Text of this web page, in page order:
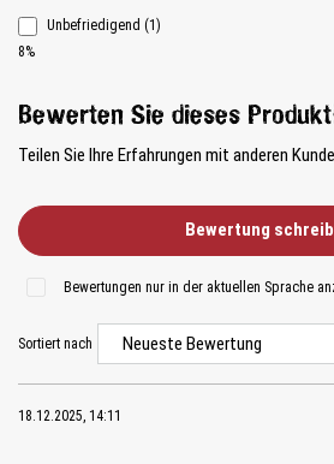
Unbefriedigend (1)
8%
Bewerten Sie dieses
Teilen Sie Ihre Erfahrungen mit anderen
Bewertung
Bewertungen nur in der aktuellen Sprache
Sortiert nach
18.12.2025, 14:11